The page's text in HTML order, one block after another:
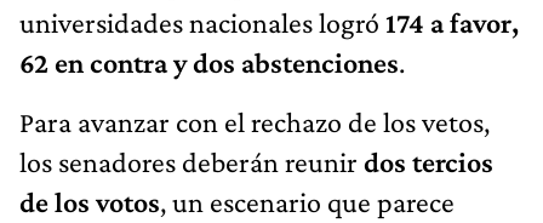
universidades nacionales logró 174 a favor,
62 en contra y dos abstenciones.
Para avanzar con el rechazo de los vetos,
los senadores deberán reunir dos tercios
de los votos, un escenario que parece